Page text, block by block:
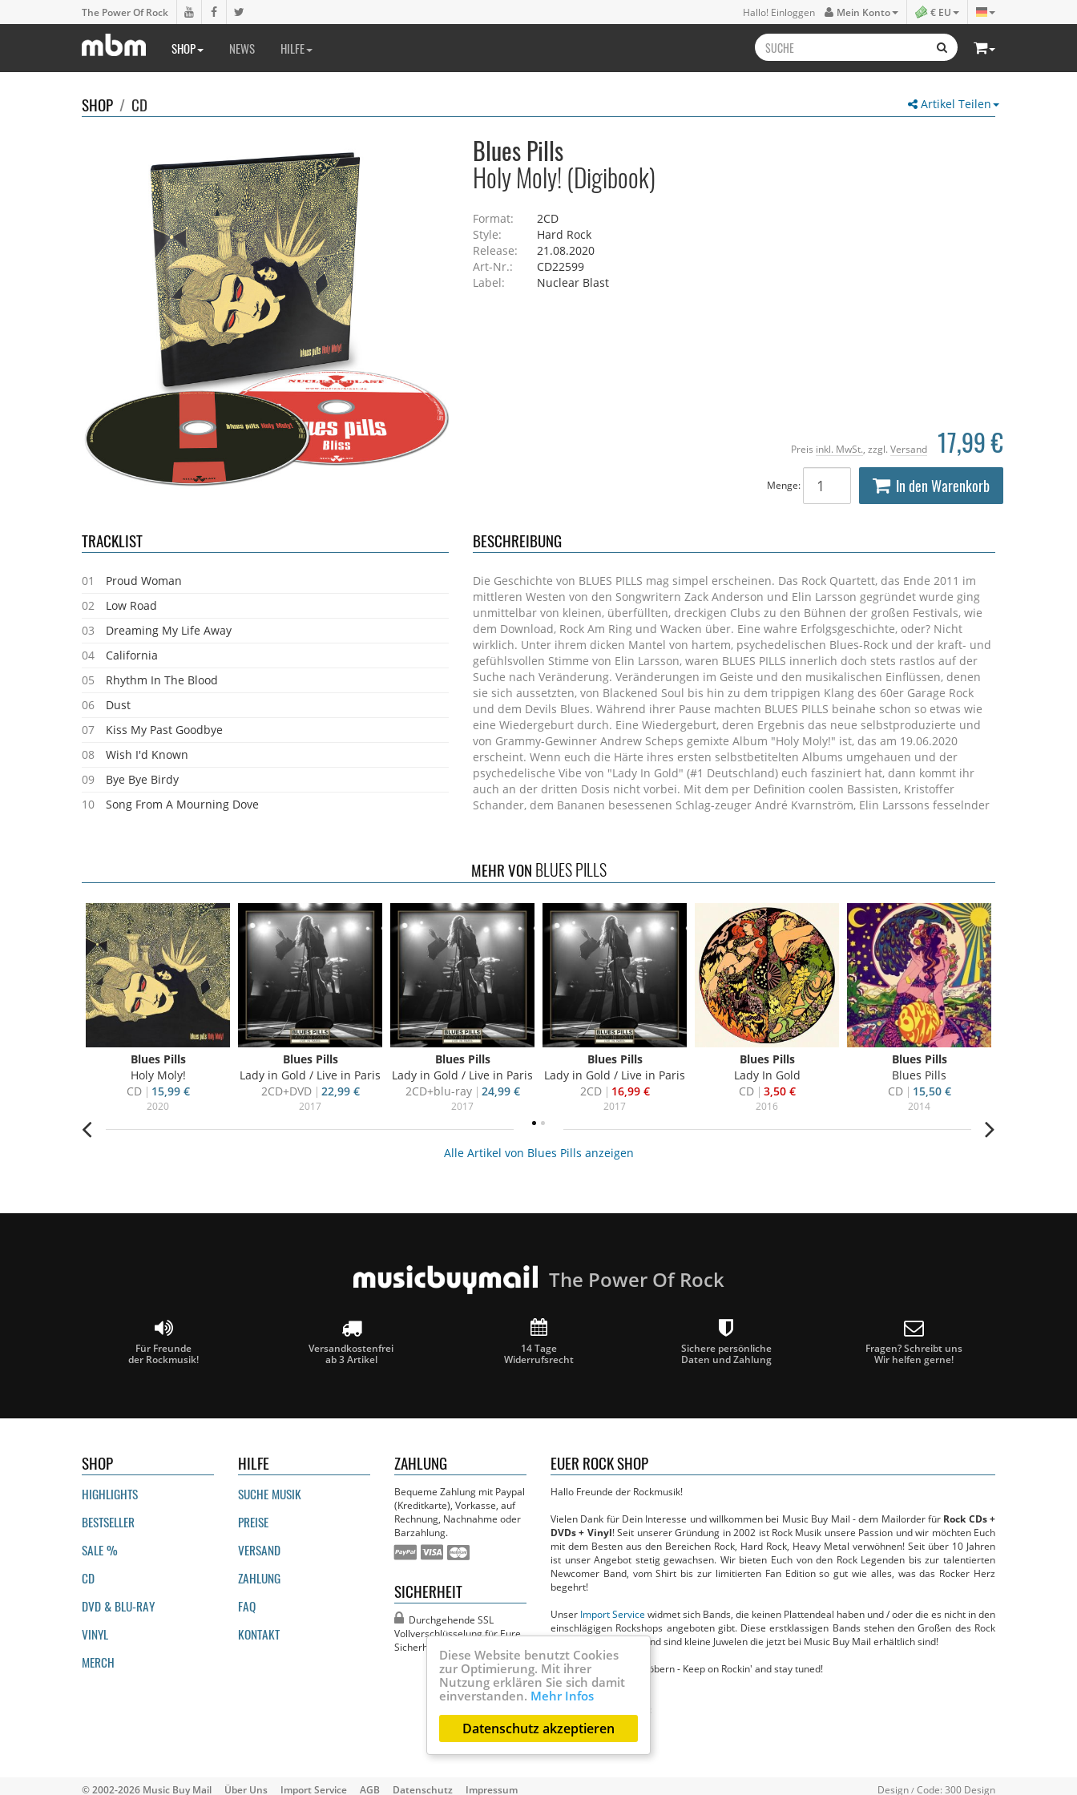
The Power Of Rock Hallo! Einloggen Mein Konto € EU
SHOP NEWS HILFE
Artikel Teilen
SHOP / CD
Blues Pills
Holy Moly! (Digibook)
Format:
2CD
Style:
Hard Rock
Release:
21.08.2020
Art-Nr.:
CD22599
Label:
Nuclear Blast
Preis inkl. MwSt. , zzgl. Versand 17,99 €
Menge: In den Warenkorb
TRACKLIST
01
Proud Woman
02
Low Road
03
Dreaming My Life Away
04
California
05
Rhythm In The Blood
06
Dust
07
Kiss My Past Goodbye
08
Wish I'd Known
09
Bye Bye Birdy
10
Song From A Mourning Dove
03
Devil Man
04
Little Sun
BESCHREIBUNG
Die Geschichte von BLUES PILLS mag simpel erscheinen. Das Rock Quartett, das Ende 2011 im
mittleren Westen von den Songwritern Zack Anderson und Elin Larsson gegründet wurde ging
unmittelbar von kleinen, überfüllten, dreckigen Clubs zu den Bühnen der großen Festivals, wie
dem Download, Rock Am Ring und Wacken über. Eine wahre Erfolgsgeschichte, oder? Nicht
wirklich. Unter ihrem dicken Mantel von hartem, psychedelischen Blues-Rock und der kraft- und
gefühlsvollen Stimme von Elin Larsson, waren BLUES PILLS innerlich doch stets rastlos auf der
Suche nach Veränderung. Veränderungen im Geiste und den musikalischen Einflüssen, denen
sie sich aussetzten, von Blackened Soul bis hin zu dem trippigen Klang des 60er Garage Rock
und dem Devils Blues. Während ihrer Pause machten BLUES PILLS beinahe schon so etwas wie
eine Wiedergeburt durch. Eine Wiedergeburt, deren Ergebnis das neue selbstproduzierte und
von Grammy-Gewinner Andrew Scheps gemixte Album "Holy Moly!" ist, das am 19.06.2020
erscheint. Wenn euch die Härte ihres ersten selbstbetitelten Albums umgehauen und der
psychedelische Vibe von "Lady In Gold" (#1 Deutschland) euch fasziniert hat, dann kommt ihr
auch an der dritten Dosis nicht vorbei. Mit dem per Definition coolen Bassisten, Kristoffer
Schander, dem Bananen besessenen Schlag-zeuger André Kvarnström, Elin Larssons fesselnder
MEHR VON BLUES PILLS
Blues Pills
Holy Moly!
CD
15,99 €
2020
Blues Pills
Lady in Gold / Live in Paris
2CD+DVD
22,99 €
2017
Blues Pills
Lady in Gold / Live in Paris
2CD+blu-ray
24,99 €
2017
Blues Pills
Lady in Gold / Live in Paris
2CD
16,99 €
2017
Blues Pills
Lady In Gold
CD
3,50 €
2016
Blues Pills
Blues Pills
CD
15,50 €
2014
Alle Artikel von Blues Pills anzeigen
The Power Of Rock
Für Freunde
der Rockmusik!
Versandkostenfrei
ab 3 Artikel
14 Tage
Widerrufsrecht
Sichere persönliche
Daten und Zahlung
Fragen? Schreibt uns
Wir helfen gerne!
SHOP
HIGHLIGHTS
BESTSELLER
SALE %
CD
DVD & BLU-RAY
VINYL
MERCH
HILFE
SUCHE MUSIK
PREISE
VERSAND
ZAHLUNG
FAQ
KONTAKT
ZAHLUNG
Bequeme Zahlung mit Paypal
(Kreditkarte), Vorkasse, auf
Rechnung, Nachnahme oder
Barzahlung.
SICHERHEIT
Durchgehende SSL
Vollver­­schlüsselung für Eure
Sicherheit!
EUER ROCK SHOP
Hallo Freunde der Rockmusik!
Vielen Dank für Dein Interesse und willkommen bei Music Buy Mail - dem Mailorder für Rock CDs +
DVDs + Vinyl! Seit unserer Gründung in 2002 ist Rock Musik unsere Passion und wir möchten Euch
mit dem Besten aus den Bereichen Rock, Hard Rock, Heavy Metal verwöhnen! Seit über 10 Jahren
ist unser Angebot stetig gewachsen. Wir bieten Euch von den Rock Legenden bis zur talentierten
Newcomer Band, vom Shirt bis zur limitierten Fan Edition so gut wie alles, was das Rocker Herz
begehrt!
Unser Import Service widmet sich Bands, die keinen Plattendeal haben und / oder die es nicht in den
einschlägigen Rockshops angeboten gibt. Diese erstklassigen Bands stehen den Großen des Rock
Circus in nichts nach und sind kleine Juwelen die jetzt bei Music Buy Mail erhältlich sind!
Jetzt viel Spaß beim Stöbern - Keep on Rockin' and stay tuned!
Dein MBM Team
Ihr findet uns auch bei:
© 2002-2026 Music Buy Mail Über Uns Import Service AGB Datenschutz Impressum Design / Code: 300 Design
Diese Website benutzt Cookies
zur Optimierung. Mit ihrer
Nutzung erklären Sie sich damit
einverstanden. Mehr Infos
Datenschutz akzeptieren